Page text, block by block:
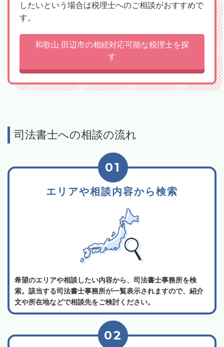
したいという場合は税理士へのご相談がおすすめで
す。
和歌山 田辺市の相続対応可能な税理士を探
す
司法書士への相談の流れ
エリアや相談内容から検索
01
希望のエリアや相談したい内容から、司法書士事務所を検
索。該当する司法書士事務所が一覧表示されますので、紹介
文や所在地などで相談先をご検討ください。
02